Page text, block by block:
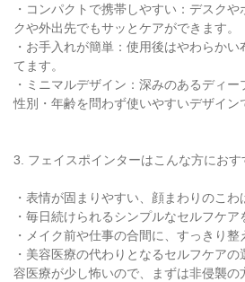
・コンパクトで携帯しやすい：デスク
クや外出先でもサッとケアができます。
・お手入れが簡単：使用後はやわらか
てます。
・ミニマルデザイン：深みのあるディー
性別・年齢を問わず使いやすいデザイン
3. フェイスポインターはこんな方におす
・表情が固まりやすい、顔まわりのこ
・毎日続けられるシンプルなセルフケア
・メイク前や仕事の合間に、すっきり
・美容医療の代わりとなるセルフケア
容医療が少し怖いので、まずは非侵襲の